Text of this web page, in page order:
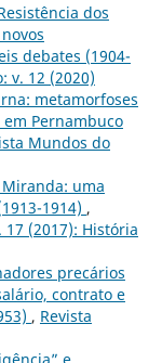
dos
debates (1904-
v. 12 (2020)
metamorfoses
Pernambuco
Mundos do
uma
1914) ,
(2017): História
precários
contrato e
, Revista